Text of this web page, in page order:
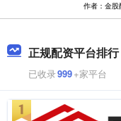
作者：金股
正规配资平台排行
已收录999+家平台